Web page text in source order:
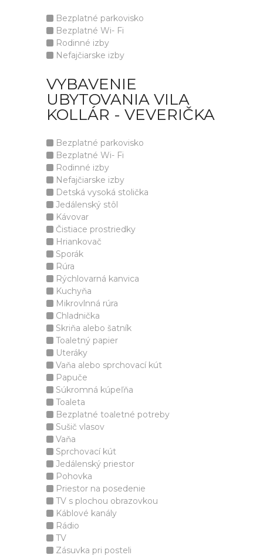
Bezplatné parkovisko
Bezplatné Wi- Fi
Rodinné izby
Nefajčiarske izby
VYBAVENIE
UBYTOVANIA VILA
KOLLÁR - VEVERIČKA
Bezplatné parkovisko
Bezplatné Wi- Fi
Rodinné izby
Nefajčiarske izby
Detská vysoká stolička
Jedálenský stôl
Kávovar
Čistiace prostriedky
Hriankovač
Sporák
Rúra
Rýchlovarná kanvica
Kuchyňa
Mikrovlnná rúra
Chladnička
Skriňa alebo šatník
Toaletný papier
Uteráky
Vaňa alebo sprchovací kút
Papuče
Súkromná kúpeľňa
Toaleta
Bezplatné toaletné potreby
Sušič vlasov
Vaňa
Sprchovací kút
Jedálenský priestor
Pohovka
Priestor na posedenie
TV s plochou obrazovkou
Káblové kanály
Rádio
TV
Zásuvka pri posteli